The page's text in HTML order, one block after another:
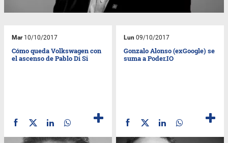
Mar10/10/2017
Cómo queda Volkswagen con
el ascenso de Pablo Di Si
Lun 09/10/2017
Gonzalo Alonso (exGoogle) se
suma a Poder.IO